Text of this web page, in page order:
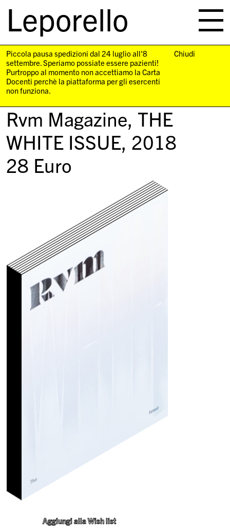
Leporello
navigation
Piccola pausa spedizioni dal 24 luglio all'8
settembre. Speriamo possiate essere pazienti!
Purtroppo al momento non accettiamo la Carta
Docenti perchè la piattaforma per gli esercenti
non funziona.
Chiudi
Rvm Magazine, THE
WHITE ISSUE, 2018
28 Euro
Aggiungi alla Wish list